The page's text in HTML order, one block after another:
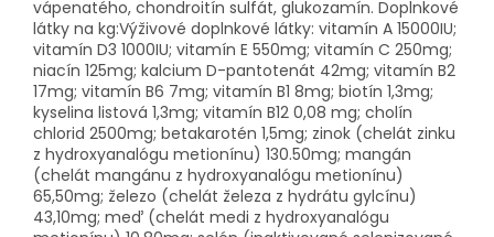
vápenatého, chondroitín sulfát, glukozamín. Doplnkové
látky na kg:Výživové doplnkové látky: vitamín A 15000IU;
vitamín D3 1000IU; vitamín E 550mg; vitamín C 250mg;
niacín 125mg; kalcium D-pantotenát 42mg; vitamín B2
17mg; vitamín B6 7mg; vitamín B1 8mg; biotín 1,3mg;
kyselina listová 1,3mg; vitamín B12 0,08 mg; cholín
chlorid 2500mg; betakarotén 1,5mg; zinok (chelát zinku
z hydroxyanalógu metionínu) 130.50mg; mangán
(chelát mangánu z hydroxyanalógu metionínu)
65,50mg; železo (chelát železa z hydrátu gylcínu)
43,10mg; meď (chelát medi z hydroxyanalógu